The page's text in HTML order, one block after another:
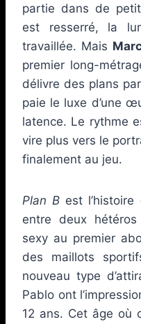
partie dans de
est resserré, la
travaillée. Mais
premier long-
délivre des plans
paie le luxe d’une
latence. Le rythme
vire plus vers le
finalement au jeu.
Plan B est
entre deux
sexy au premier
des maillots
nouveau type
Pablo ont
12 ans. Cet âge où